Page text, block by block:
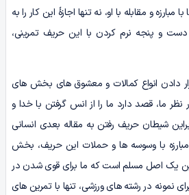
و مقابله با او، نه تنها اجازۀ این کار را به
دست و پنجه نرم کردن با این حریف تمرینی،
دادن انواع کمالات و معشوق های بخش های
ما، قصد دارد ما را از انس گرفتن با خدا و
بنابراین شیطان حریف رفتن به مقاله بعدی انسانی
با وسوسه ها و حملات این حریف، بخش
یک اصل مسلم است که ما برای قوی شدن در
نمونه در رشته های ورزشی، تنها با تمرین های